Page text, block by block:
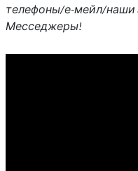
телефоны/е-мейл/наши
Месседжеры!